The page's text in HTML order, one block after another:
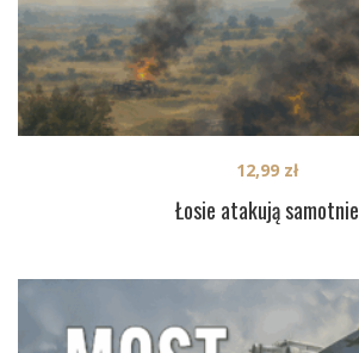
Łosie atakują samotnie
12,99 zł